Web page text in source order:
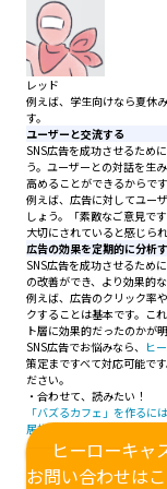
レッド
例えば、学生向けなら夏休
す。
ユーザーと交流する
SNS広告を成功させるため
う。ユーザーとの対話を生
高めることができるからです
例えば、広告に対してユー
しょう。「素敵なご意見で
大切にされていると感じられ
広告の効果を定期的に分析
SNS広告を成功させるために
の改善ができ、より効果的
例えば、広告のクリック率
クすることは基本です。こ
ト層に効果的だったのかが
SNS広告でお悩みなら、 ヒ
策定まですべて対応可能です
ださい。
・合わせて、読みたい！
「バズるカフェ」を作る
居抜きの神様
ヒーローキャ
お問い合わせは